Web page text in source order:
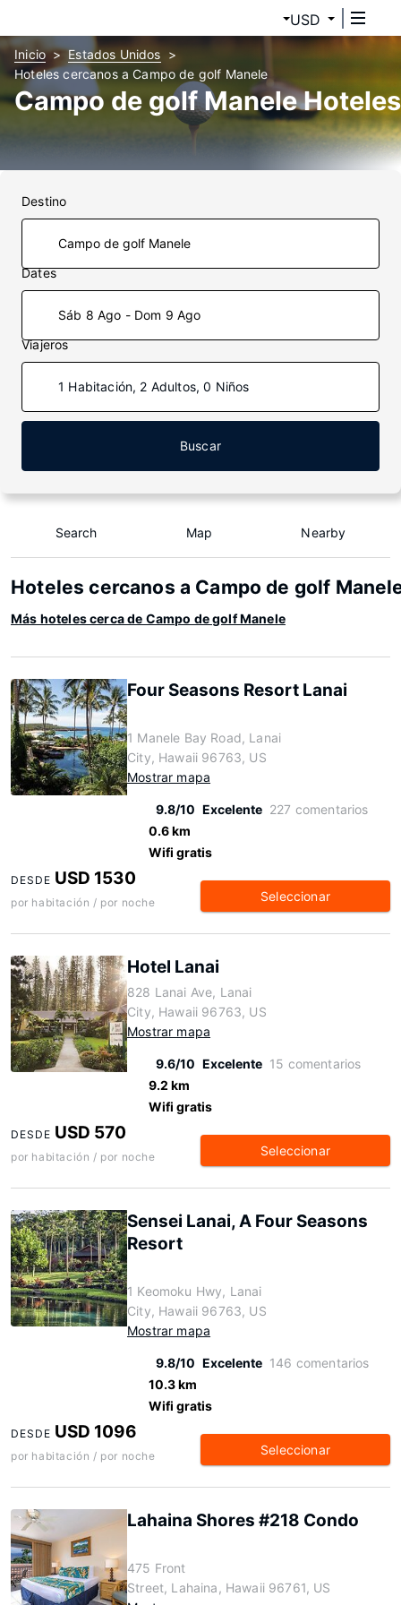
USD
Inicio
Estados Unidos
Hoteles cercanos a Campo de golf Manele
Campo de golf Manele Hoteles
Destino
Dates
Sáb 8 Ago - Dom 9 Ago
Viajeros
1 Habitación, 2 Adultos, 0 Niños
Buscar
Search Map Nearby
Hoteles cercanos a Campo de golf
Más hoteles cerca de Campo de golf Manele
Four Seasons Resort Lanai
1 Manele Bay Road, Lanai
City, Hawaii 96763, US
Mostrar mapa
9.8/10 Excelente 227 comentarios
0.6 km
Wifi gratis
DESDE USD 1530
por habitación / por noche Seleccionar
Hotel Lanai
828 Lanai Ave, Lanai
City, Hawaii 96763, US
Mostrar mapa
9.6/10 Excelente 15 comentarios
9.2 km
Wifi gratis
DESDE USD 570
por habitación / por noche Seleccionar
Sensei Lanai, A Four Seasons
Resort
1 Keomoku Hwy, Lanai
City, Hawaii 96763, US
Mostrar mapa
9.8/10 Excelente 146 comentarios
10.3 km
Wifi gratis
DESDE USD 1096
por habitación / por noche Seleccionar
Lahaina Shores #218 Condo
475 Front
Street, Lahaina, Hawaii 96761, US